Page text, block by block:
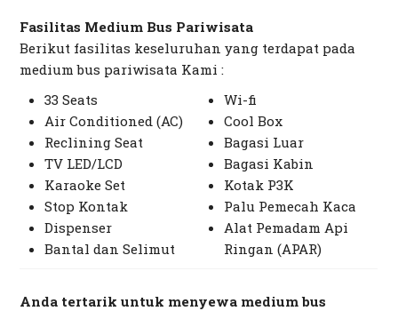
Fasilitas Medium Bus Pariwisata
Berikut fasilitas keseluruhan yang terdapat pada
medium bus pariwisata Kami :
33 Seats
Air Conditioned (AC)
Reclining Seat
TV LED/LCD
Karaoke Set
Stop Kontak
Dispenser
Bantal dan Selimut
Wi-fi
Cool Box
Bagasi Luar
Bagasi Kabin
Kotak P3K
Palu Pemecah Kaca
Alat Pemadam Api
Ringan (APAR)
Anda tertarik untuk menyewa medium bus